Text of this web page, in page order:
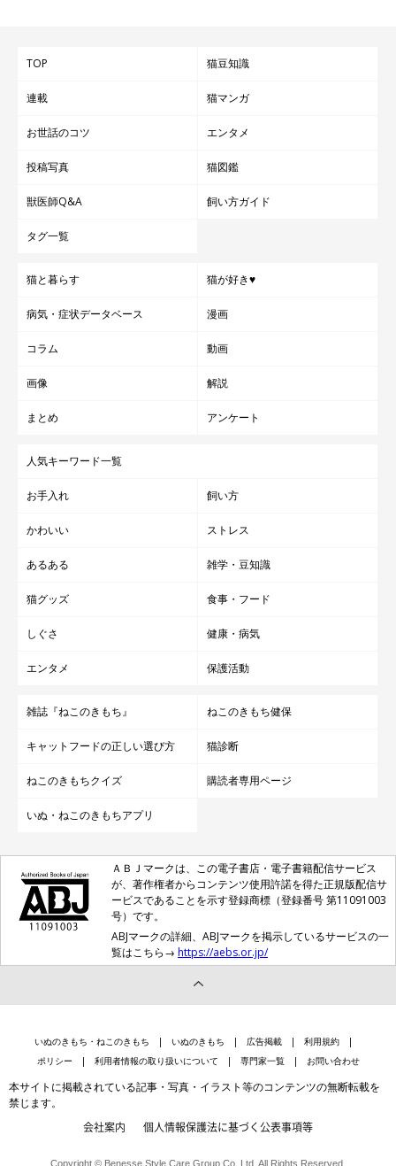
（監修：ねこのきもち獣医師相談室 獣医師・白山さとこ先生）
※写真はスマホアプリ「いぬ・ねこのきもち」で投稿されたもの
※記事と写真に関連性はありませんので予めご了承ください。
取材・文／雨宮カイ
TOP 猫豆知識
連載 猫マンガ
お世話のコツ エンタメ
投稿写真 猫図鑑
獣医師Q&A 飼い方ガイド
タグ一覧
猫と暮らす 猫が好き♥
病気・症状データベース 漫画
コラム 動画
画像 解説
まとめ アンケート
人気キーワード一覧
お手入れ 飼い方
かわいい ストレス
あるある 雑学・豆知識
猫グッズ 食事・フード
しぐさ 健康・病気
エンタメ 保護活動
雑誌『ねこのきもち』 ねこのきもち健保
キャットフードの正しい選び方 猫診断
ねこのきもちクイズ 購読者専用ページ
いぬ・ねこのきもちアプリ
ＡＢＪマークは、この電子書店・電子書籍配信サービス
が、著作権者からコンテンツ使用許諾を得た正規版配信サ
ービスであることを示す登録商標（登録番号 第11091003
号）です。
ABJマークの詳細、ABJマークを掲示しているサービスの一
覧はこちら→ https://aebs.or.jp/
いぬのきもち・ねこのきもち いぬのきもち 広告掲載
利用規約
ポリシー
利用者情報の取り扱いについて 専門家一覧 お問い合わせ
本サイトに掲載されている記事・写真・イラスト等のコンテンツの無断転載を
禁じます。
会社案内 個人情報保護法に基づく公表事項等
Copyright © Benesse Style Care Group Co.,Ltd. All Rights Reserved.